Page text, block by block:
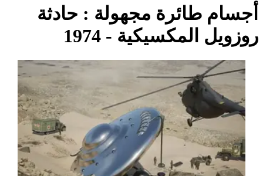
أجسام طائرة مجهولة : حادثة
روزويل المكسيكية - 1974